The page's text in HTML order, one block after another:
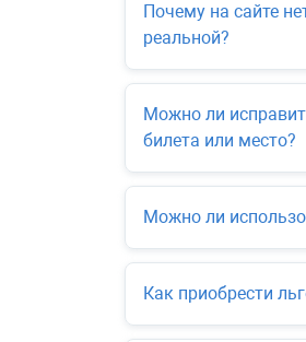
Почему на сайте
реальной?
Можно ли
билета или место?
Можно ли
Как приобрести